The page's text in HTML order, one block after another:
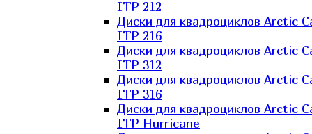
ITP 212
Диски для квадроциклов Arctic
ITP 216
Диски для квадроциклов Arctic
ITP 312
Диски для квадроциклов Arctic
ITP 316
Диски для квадроциклов Arctic
ITP Hurricane